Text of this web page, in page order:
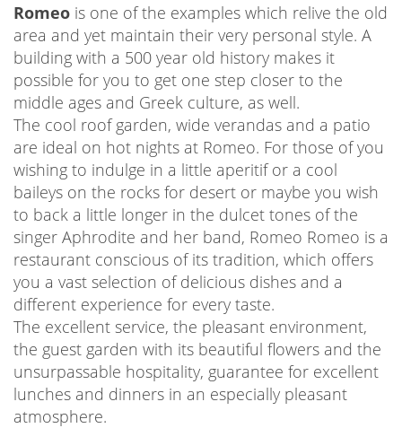
Romeo is one of the examples which relive the old
area and yet maintain their very personal style. A
building with a 500 year old history makes it
possible for you to get one step closer to the
middle ages and Greek culture, as well.
The cool roof garden, wide verandas and a patio
are ideal on hot nights at Romeo. For those of you
wishing to indulge in a little aperitif or a cool
baileys on the rocks for desert or maybe you wish
to back a little longer in the dulcet tones of the
singer Aphrodite and her band, Romeo Romeo is a
restaurant conscious of its tradition, which offers
you a vast selection of delicious dishes and a
different experience for every taste.
The excellent service, the pleasant environment,
the guest garden with its beautiful flowers and the
unsurpassable hospitality, guarantee for excellent
lunches and dinners in an especially pleasant
atmosphere.